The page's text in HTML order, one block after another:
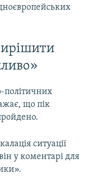
політичних
що пік
ситуації
у коментарі для